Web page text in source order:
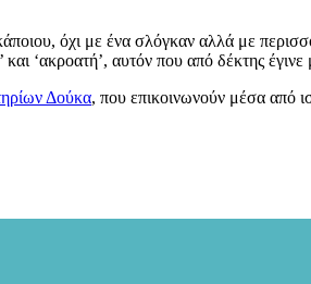
όχι με ένα σλόγκαν αλλά με
‘ακροατή’, αυτόν που από δέκτης
Δούκα, που επικοινωνούν μέσα από